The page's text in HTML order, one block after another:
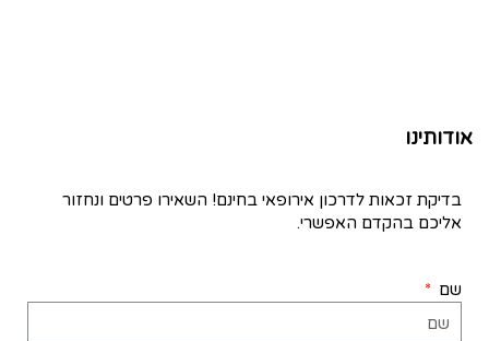
אודותינו
בדיקת זכאות לדרכון אירופאי בחינם! השאירו פרטים ונחזור
אליכם בהקדם האפשרי.
שם